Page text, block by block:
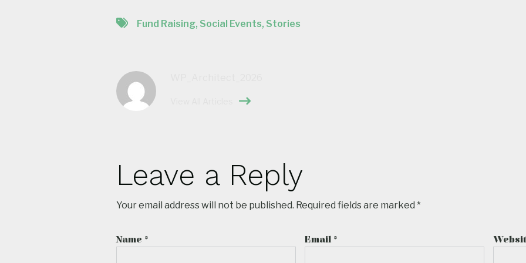
Fund Raising, Social Events, Stories
Leave a Reply
Your email address will not be published. Required fields are marked*
Name * Email *